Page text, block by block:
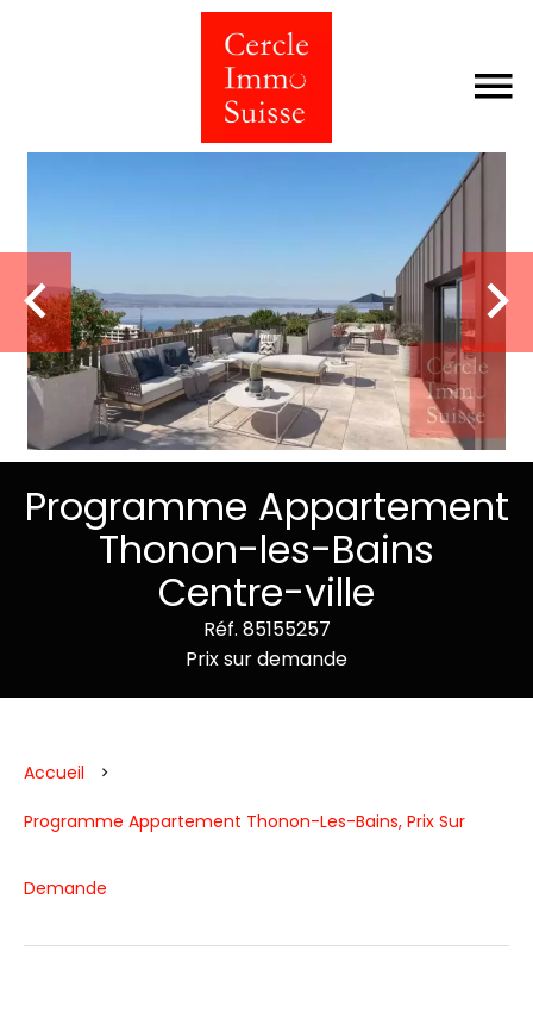
Programme Appartement
Thonon-les-Bains
Centre-ville
Réf. 85155257
Prix sur demande
Accueil
Programme Appartement Thonon-Les-Bains, Prix Sur
Demande